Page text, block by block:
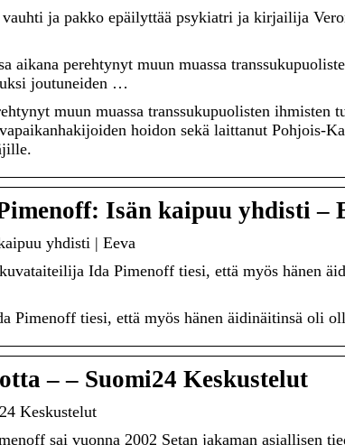
ja pakko epäilyttää psykiatri ja kirjailija
aikana perehtynyt muun muassa
joutuneiden …
muun muassa transsukupuolisten ihmisten
hoidon sekä laittanut Pohjois-
Isän kaipuu yhdisti –
yhdisti | Eeva
Ida Pimenoff tiesi, että myös hänen
Pimenoff tiesi, että myös hänen äidinäitinsä oli
– – Suomi24 Keskustelut
Keskustelut
sai vuonna 2002 Setan jakaman asiallisen